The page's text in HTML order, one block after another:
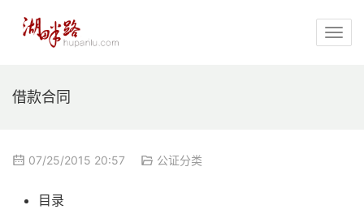
借款合同
07/25/2015 20:57 公证分类
目录